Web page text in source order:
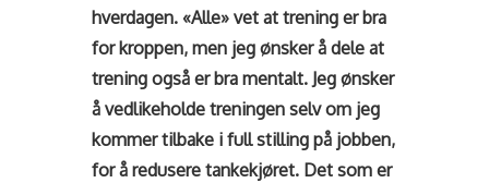
hverdagen. «Alle» vet at trening er bra
for kroppen, men jeg ønsker å dele at
trening også er bra mentalt. Jeg ønsker
å vedlikeholde treningen selv om jeg
kommer tilbake i full stilling på jobben,
for å redusere tankekjøret. Det som er